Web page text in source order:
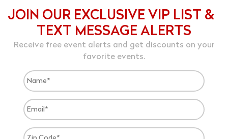
JOIN OUR EXCLUSIVE VIP LIST &
TEXT MESSAGE ALERTS
Receive free event alerts and get discounts on your
favorite events.